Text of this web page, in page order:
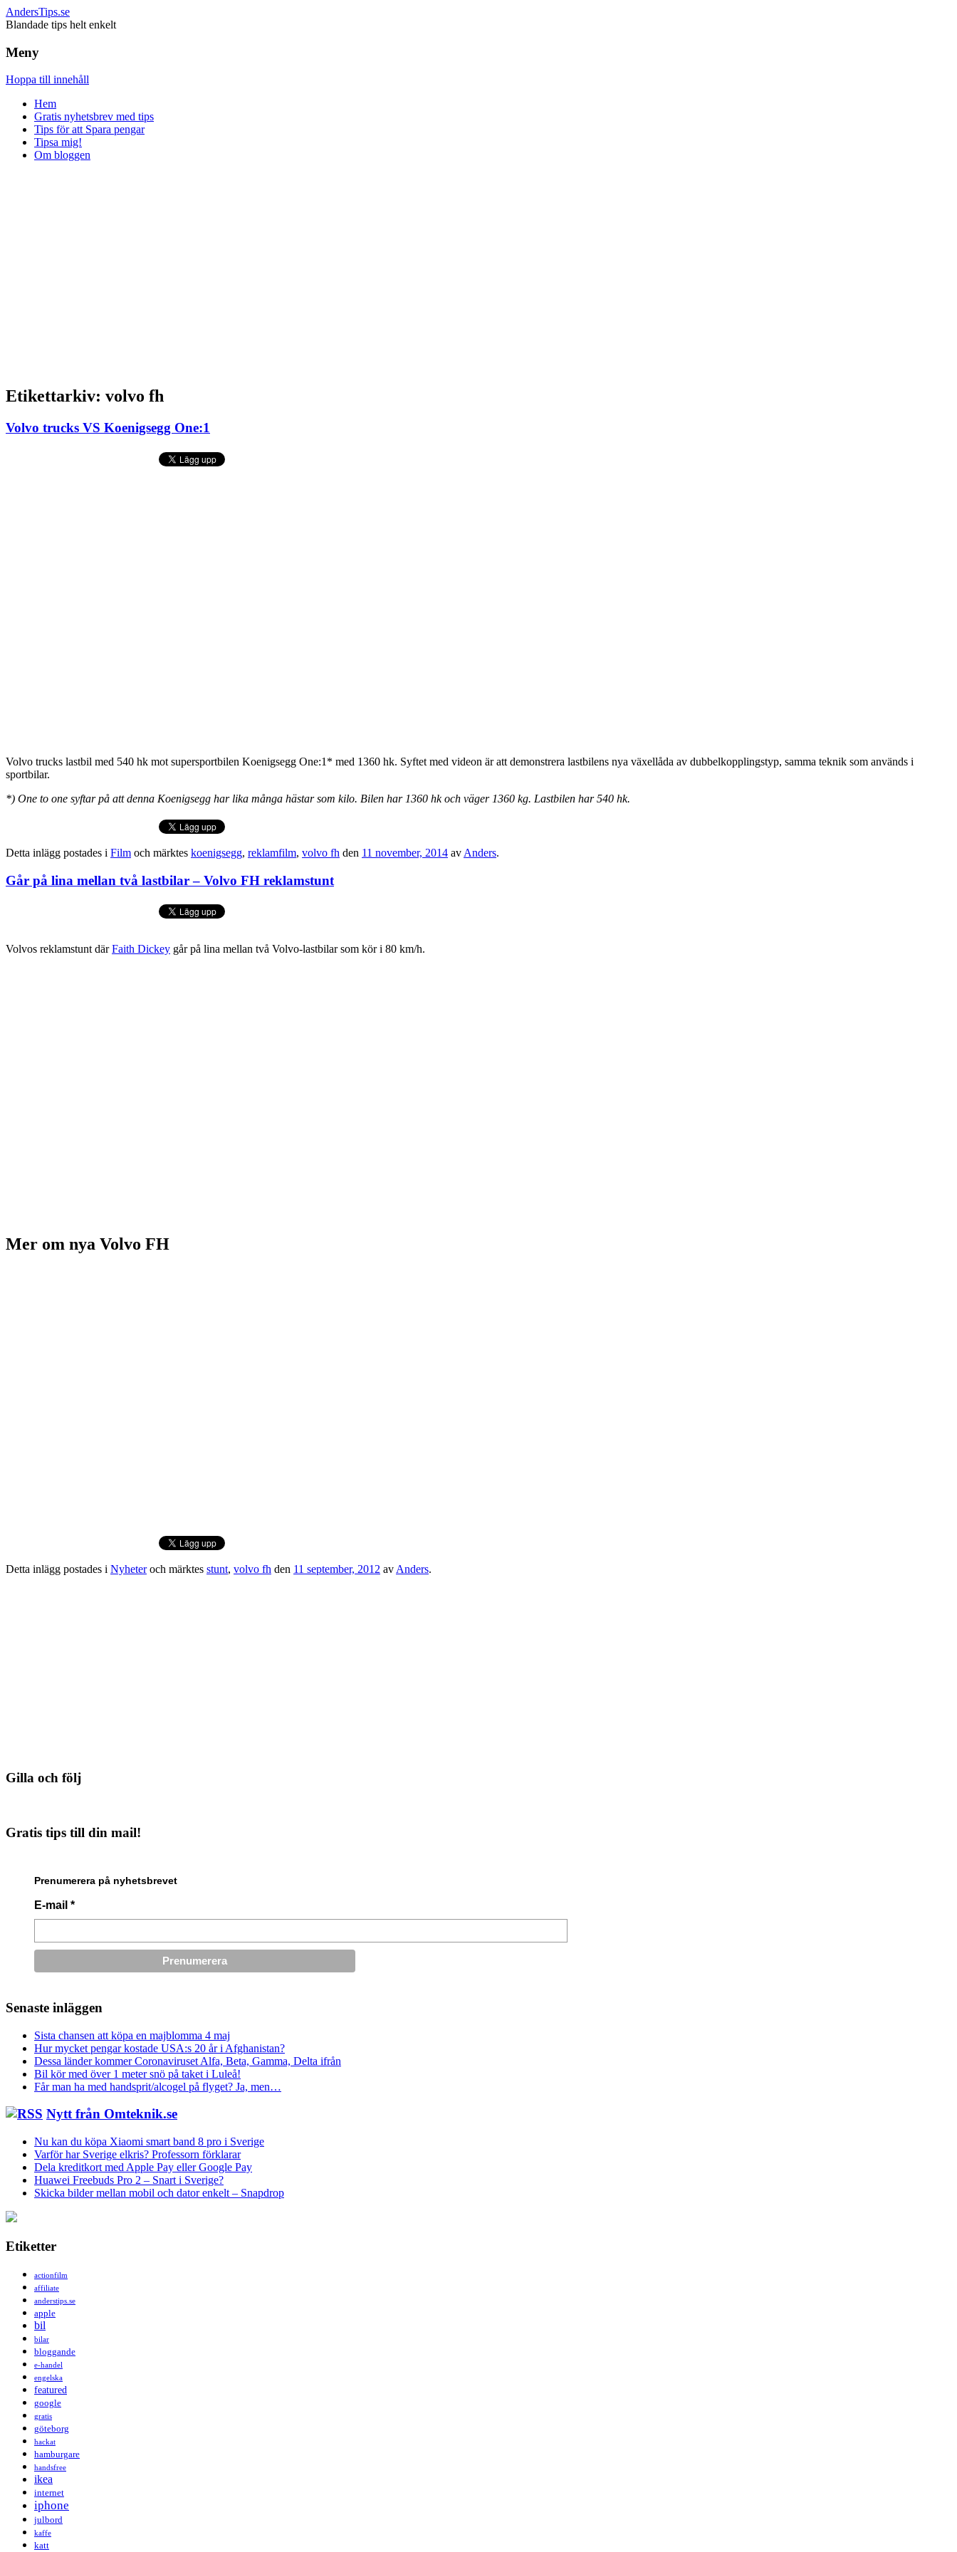
AndersTips.se
Blandade tips helt enkelt
Meny
Hoppa till innehåll
Hem
Gratis nyhetsbrev med tips
Tips för att Spara pengar
Tipsa mig!
Om bloggen
Etikettarkiv: volvo fh
Volvo trucks VS Koenigsegg One:1
Volvo trucks lastbil med 540 hk mot supersportbilen Koenigsegg One:1* med 1360 hk. Syftet med videon är att demonstrera lastbilens nya växellåda av dubbelkopplingstyp, samma teknik som används i
sportbilar.
*) One to one syftar på att denna Koenigsegg har lika många hästar som kilo. Bilen har 1360 hk och väger 1360 kg. Lastbilen har 540 hk.
Detta inlägg postades i Film och märktes koenigsegg, reklamfilm, volvo fh den 11 november, 2014 av Anders.
Går på lina mellan två lastbilar – Volvo FH reklamstunt
Volvos reklamstunt därFaith Dickey går på lina mellan två Volvo-lastbilar som kör i 80 km/h.
Mer om nya Volvo FH
Detta inlägg postades i Nyheteroch märktes stunt, volvo fh den 11 september, 2012 av Anders.
Gilla och följ
Gratis tips till din mail!
Prenumerera på nyhetsbrevet
E-mail *
Senaste inläggen
Sista chansen att köpa en majblomma 4 maj
Hur mycket pengar kostade USA:s 20 år i Afghanistan?
Dessa länder kommer Coronaviruset Alfa, Beta, Gamma, Delta ifrån
Bil kör med över 1 meter snö på taket i Luleå!
Får man ha med handsprit/alcogel på flyget? Ja, men…
Nytt från Omteknik.se
Nu kan du köpa Xiaomi smart band 8 pro i Sverige
Varför har Sverige elkris? Professorn förklarar
Dela kreditkort med Apple Pay eller Google Pay
Huawei Freebuds Pro 2 – Snart i Sverige?
Skicka bilder mellan mobil och dator enkelt – Snapdrop
Etiketter
actionfilm
affiliate
anderstips.se
apple
bil
bilar
bloggande
e-handel
engelska
featured
google
gratis
göteborg
hackat
hamburgare
handsfree
ikea
internet
iphone
julbord
kaffe
katt